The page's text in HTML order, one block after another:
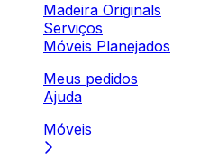
Madeira Originals
Serviços
Móveis Planejados
Meus pedidos
Ajuda
Móveis